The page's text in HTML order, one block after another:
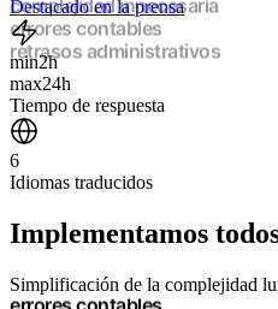
múltiples proveedores
complejidad innecesaria
errores contables
retrasos administrativos
plazos interminables
falta de transparencia
múltiples proveedores
complejidad innecesaria
errores contables
plazos interminables
múltiples proveedores
Destacado en la prensa
min2h
max24h
Tiempo de respuesta
6
Idiomas traducidos
Implementamos
Simplificación de la complejidad